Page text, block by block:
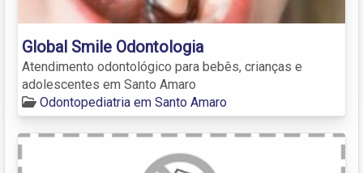
Global Smile Odontologia
Atendimento odontológico para bebês, crianças e
adolescentes em Santo Amaro
Odontopediatria em Santo Amaro